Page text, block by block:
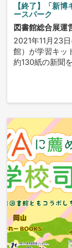
【終了】「新
ースパーク
図書館総合展運
2021年11月23
館）が学習キッ
約130紙の新聞